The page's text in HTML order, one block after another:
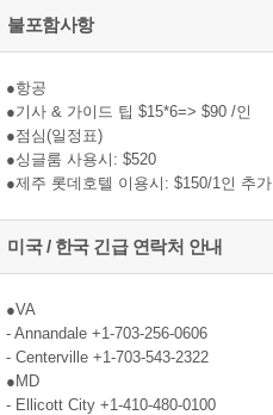
불포함사항
●항공
●기사 & 가이드 팁 $15*6=> $90 /인
●점심(일정표)
●싱글룸 사용시: $520
●제주 롯데호텔 이용시: $150/1인 추가
미국 / 한국 긴급 연락처 안내
●VA
- Annandale +1-703-256-0606
- Centerville +1-703-543-2322
●MD
- Ellicott City +1-410-480-0100